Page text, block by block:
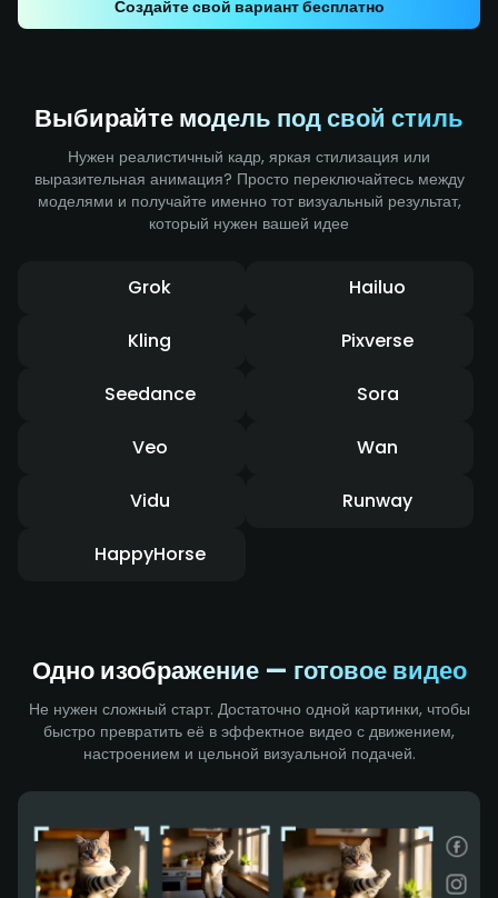
усиливают ощущение удара и передают мощную
Создайте свой вариант бесплатно
Выбирайте модель под свой стиль
Нужен реалистичный кадр, яркая стилизация или
выразительная анимация? Просто переключайтесь между
моделями и получайте именно тот визуальный результат,
который нужен вашей идее
Grok Hailuo
Kling Pixverse
Seedance Sora
Veo Wan
Vidu Runway
HappyHorse
Одно изображение — готовое видео
Не нужен сложный старт. Достаточно одной картинки, чтобы
быстро превратить её в эффектное видео с движением,
настроением и цельной визуальной подачей.